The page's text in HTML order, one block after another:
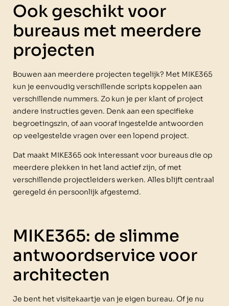
Ook geschikt voor
bureaus met meerdere
projecten
Bouwen aan meerdere projecten tegelijk? Met MIKE365
kun je eenvoudig verschillende scripts koppelen aan
verschillende nummers. Zo kun je per klant of project
andere instructies geven. Denk aan een specifieke
begroetingszin, of aan vooraf ingestelde antwoorden
op veelgestelde vragen over een lopend project.
Dat maakt MIKE365 ook interessant voor bureaus die op
meerdere plekken in het land actief zijn, of met
verschillende projectleiders werken. Alles blijft centraal
geregeld én persoonlijk afgestemd.
MIKE365: de slimme
antwoordservice voor
architecten
Je bent het visitekaartje van je eigen bureau. Of je nu